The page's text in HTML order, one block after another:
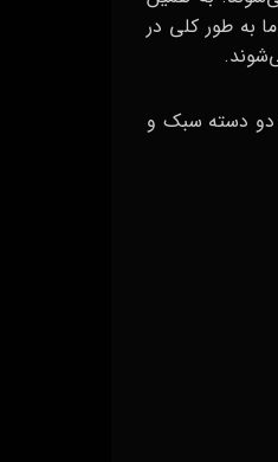
به طور کلی در
دو دسته سبک و